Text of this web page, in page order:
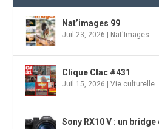
Nat’images 99
Juil 23, 2026 | Nat'Images
Clique Clac #431
Juil 15, 2026 |Vie culturelle
Sony RX10 V : un